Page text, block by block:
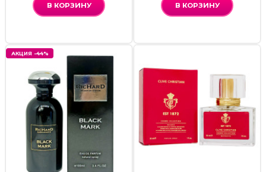
В КОРЗИНУ В КОРЗИНУ
АКЦИЯ -44%